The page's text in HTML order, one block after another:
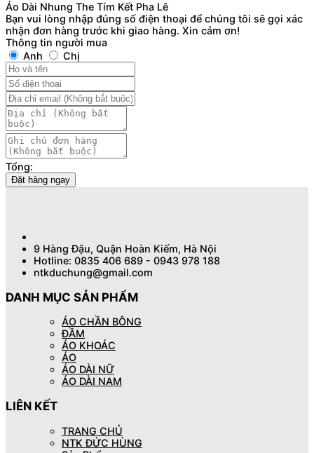
Áo Dài Nhung The Tím Kết Pha Lê
Bạn vui lòng nhập đúng số điện thoại để chúng tôi sẽ gọi xác
nhận đơn hàng trước khi giao hàng. Xin cảm ơn!
Thông tin người mua
Anh
Chị
Tổng:
Đặt hàng ngay
9 Hàng Đậu, Quận Hoàn Kiếm, Hà Nội
Hotline: 0835 406 689 - 0943 978 188
ntkduchung@gmail.com
DANH MỤC SẢN PHẨM
ÁO CHẦN BÔNG
ĐẦM
ÁO KHOÁC
ÁO
ÁO DÀI NỮ
ÁO DÀI NAM
LIÊN KẾT
TRANG CHỦ
NTK ĐỨC HÙNG